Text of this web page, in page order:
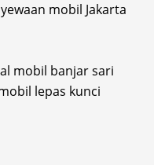
mobil Jakarta
mobil banjar sari
lepas kunci